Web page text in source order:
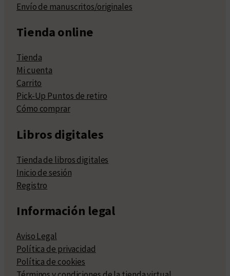
Envío de manuscritos/originales
Tienda online
Tienda
Mi cuenta
Carrito
Pick-Up Puntos de retiro
Cómo comprar
Libros digitales
Tienda de libros digitales
Inicio de sesión
Registro
Información legal
Aviso Legal
Política de privacidad
Política de cookies